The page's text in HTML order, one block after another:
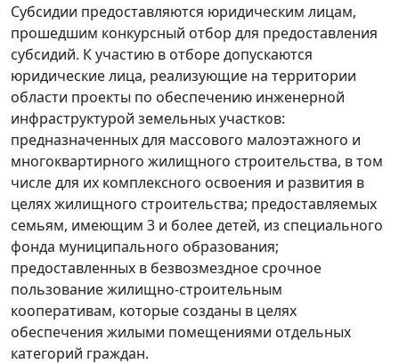
Субсидии предоставляются юридическим лицам,
прошедшим конкурсный отбор для предоставления
субсидий. К участию в отборе допускаются
юридические лица, реализующие на территории
области проекты по обеспечению инженерной
инфраструктурой земельных участков:
предназначенных для массового малоэтажного и
многоквартирного жилищного строительства, в том
числе для их комплексного освоения и развития в
целях жилищного строительства; предоставляемых
семьям, имеющим 3 и более детей, из специального
фонда муниципального образования;
предоставленных в безвозмездное срочное
пользование жилищно-строительным
кооперативам, которые созданы в целях
обеспечения жилыми помещениями отдельных
категорий граждан.